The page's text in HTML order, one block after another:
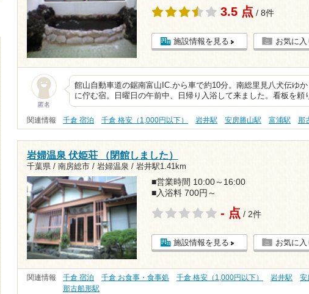
3.5 点 / 8件
施設情報を見る お気に
匿名
館山自動車道の鋸南富山IC.から車で約10分。南総里見八犬伝ゆ
に佇む宿。日曜日の午前中、日帰り入浴して来ました。看板を頼
関連情報 千倉 宿泊 千倉 格安（1,000円以下） 岩井駅 安房勝山駅 富浦駅 那
岩婦温泉 伏姫荘 （閉館しました）
千葉県 / 南房総市 / 岩婦温泉 / 岩井駅1.41km
■営業時間 10:00～16:00
■入浴料 700円～
- 点 / 2件
施設情報を見る お気に
関連情報 千倉 宿泊 千倉 お食事・食事処 千倉 格安（1,000円以下） 岩井駅 安
那古船形駅